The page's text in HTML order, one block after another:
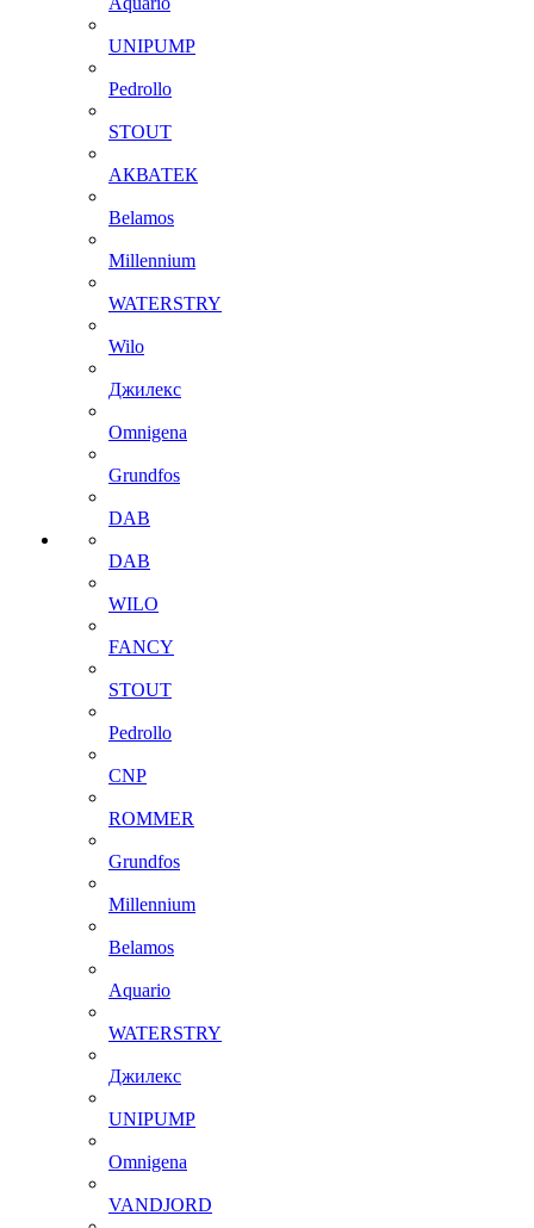
UNIPUMP
Pedrollo
STOUT
АКВАТЕК
Belamos
Millennium
WATERSTRY
Wilo
Джилекс
Omnigena
Grundfos
DAB
DAB
WILO
FANCY
STOUT
Pedrollo
CNP
ROMMER
Grundfos
Millennium
Belamos
Aquario
WATERSTRY
Джилекс
UNIPUMP
Omnigena
VANDJORD